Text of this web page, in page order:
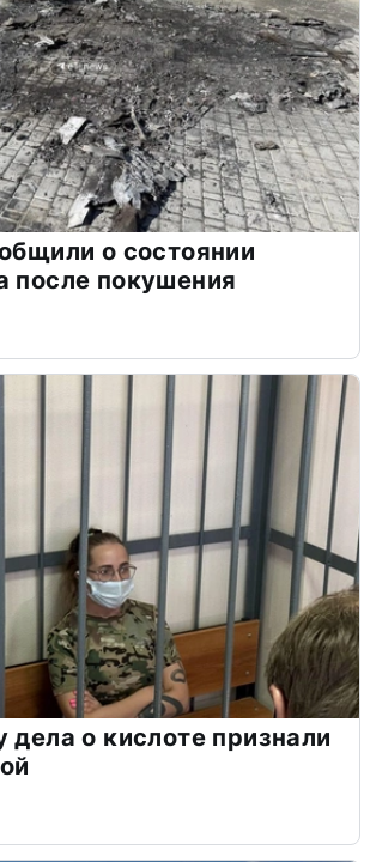
о состоянии
после покушения
дела о кислоте признали